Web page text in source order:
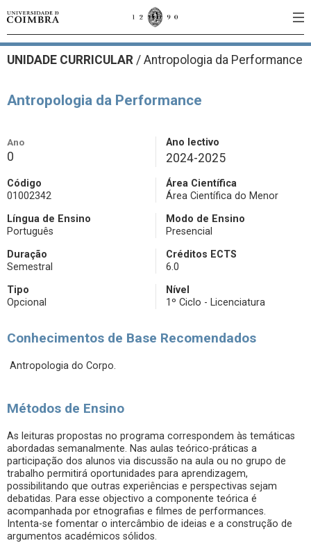
UNIDADE CURRICULAR / Antropologia da Performance
Antropologia da Performance
Ano
0
Ano lectivo
2024-2025
Código
01002342
Área Científica
Área Científica do Menor
Língua de Ensino
Português
Modo de Ensino
Presencial
Duração
Semestral
Créditos ECTS
6.0
Tipo
Opcional
Nível
1º Ciclo - Licenciatura
Conhecimentos de Base Recomendados
Antropologia do Corpo.
Métodos de Ensino
As leituras propostas no programa correspondem às temáticas
abordadas semanalmente. Nas aulas teórico-práticas a
participação dos alunos via discussão na aula ou no grupo de
trabalho permitirá oportunidades para aprendizagem,
possibilitando que outras experiências e perspectivas sejam
debatidas. Para esse objectivo a componente teórica é
acompanhada por etnografias e filmes de performances.
Intenta-se fomentar o intercâmbio de ideias e a construção de
argumentos académicos sólidos.